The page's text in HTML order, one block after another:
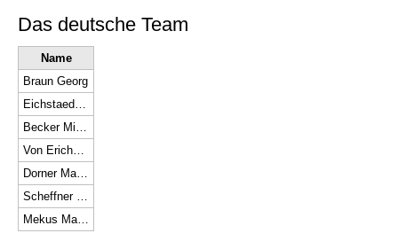
Das deutsche Team
Name
Braun Georg
Eichstaedt Mirko
Becker Michael
Von Erichsen Annegret
Dorner Matthias
Scheffner Jarno
Mekus Manuela